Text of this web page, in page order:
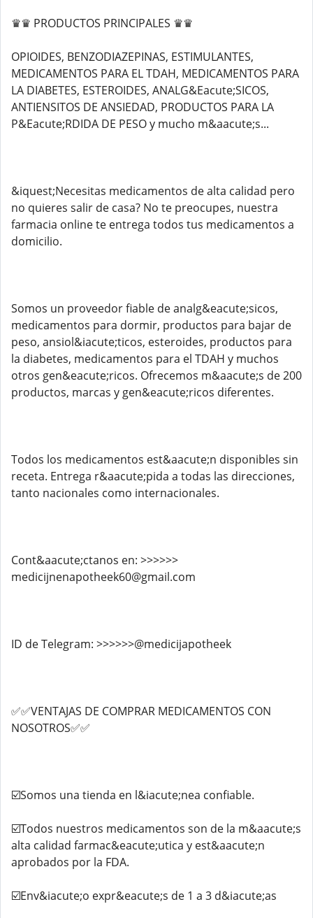
♛♛ PRODUCTOS PRINCIPALES ♛♛
OPIOIDES, BENZODIAZEPINAS, ESTIMULANTES,
MEDICAMENTOS PARA EL TDAH, MEDICAMENTOS PARA
LA DIABETES, ESTEROIDES, ANALG&Eacute;SICOS,
ANTIENSITOS DE ANSIEDAD, PRODUCTOS PARA LA
P&Eacute;RDIDA DE PESO y mucho m&aacute;s...
&iquest;Necesitas medicamentos de alta calidad pero
no quieres salir de casa? No te preocupes, nuestra
farmacia online te entrega todos tus medicamentos a
domicilio.
Somos un proveedor fiable de analg&eacute;sicos,
medicamentos para dormir, productos para bajar de
peso, ansiol&iacute;ticos, esteroides, productos para
la diabetes, medicamentos para el TDAH y muchos
otros gen&eacute;ricos. Ofrecemos m&aacute;s de 200
productos, marcas y gen&eacute;ricos diferentes.
Todos los medicamentos est&aacute;n disponibles sin
receta. Entrega r&aacute;pida a todas las direcciones,
tanto nacionales como internacionales.
Cont&aacute;ctanos en: >>>>>>
medicijnenapotheek60@gmail.com
ID de Telegram: >>>>>>@medicijapotheek
✅✅VENTAJAS DE COMPRAR MEDICAMENTOS CON
NOSOTROS✅✅
☑️Somos una tienda en l&iacute;nea confiable.
☑️Todos nuestros medicamentos son de la m&aacute;s
alta calidad farmac&eacute;utica y est&aacute;n
aprobados por la FDA.
☑️Env&iacute;o expr&eacute;s de 1 a 3 d&iacute;as